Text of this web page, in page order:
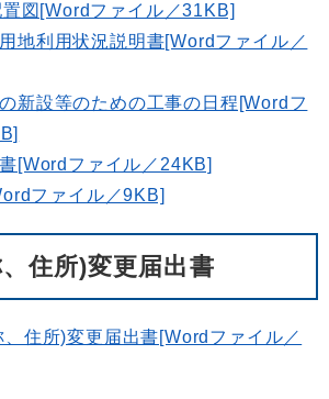
図[Wordファイル／31KB]
地利用状況説明書[Wordファイル／
新設等のための工事の日程[Wordフ
[Wordファイル／24KB]
ファイル／9KB]
住所)変更届出書
、住所)変更届出書[Wordファイル／